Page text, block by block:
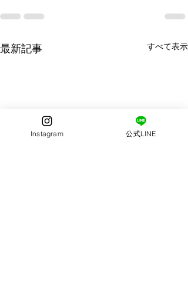
最新記事 すべて表示
Instagram 公式LINE